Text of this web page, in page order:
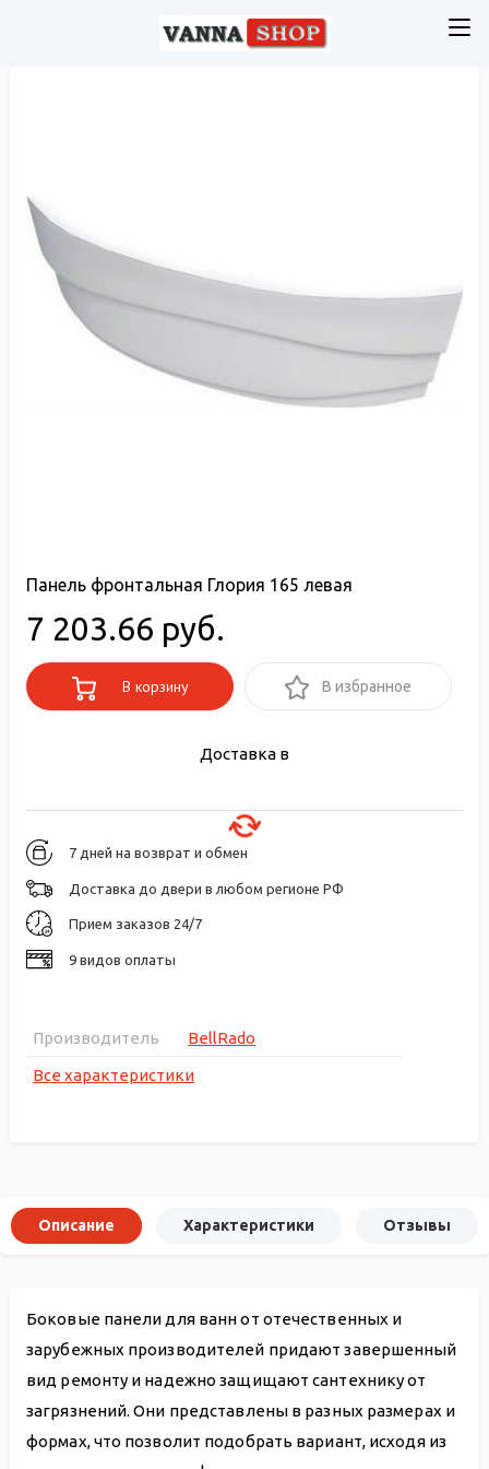
Панель фронтальная Глория 165 левая
7 203.66 руб.
В корзину В избранное
Доставка в
7 дней на возврат и обмен
Доставка до двери в любом регионе РФ
Прием заказов 24/7
9 видов оплаты
Производитель
BellRado
Все характеристики
Описание Характеристики Отзывы
Боковые панели для ванн от отечественных и
зарубежных производителей придают завершенный
вид ремонту и надежно защищают сантехнику от
загрязнений. Они представлены в разных размерах и
формах, что позволит подобрать вариант, исходя из